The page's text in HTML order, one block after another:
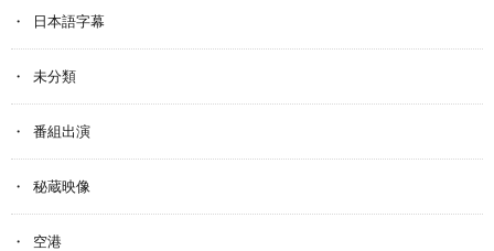
日本語字幕
未分類
番組出演
秘蔵映像
空港